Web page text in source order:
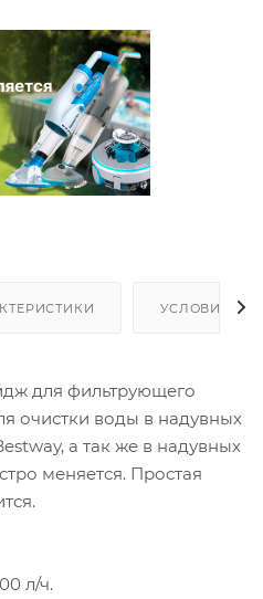
УСЛОВИЯ
для фильтрующего
очистки воды в надувных
а так же в надувных
меняется. Простая
л/ч.